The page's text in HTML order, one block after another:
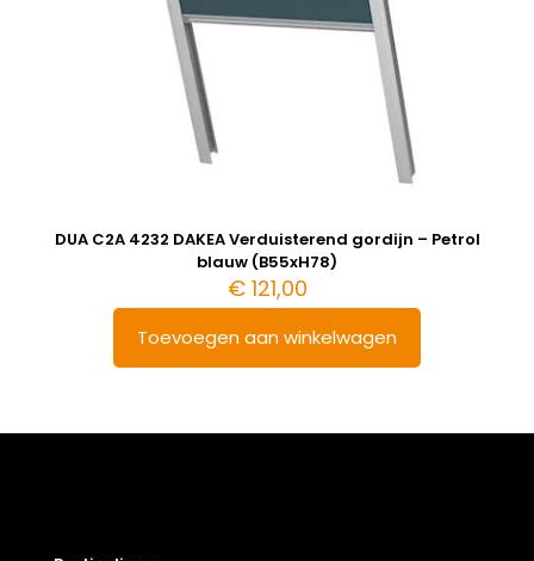
DUA C2A 4232 DAKEA Verduisterend gordijn – Petrol
blauw (B55xH78)
€121,00
Toevoegen aan winkelwagen